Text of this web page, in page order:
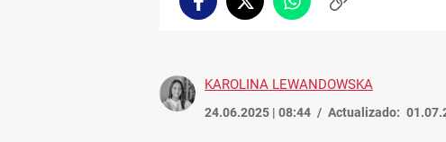
FacebookTwitterWhatsappCopiar
KAROLINA LEWANDOWSKA
24.06.2025 | 08:44 Actualizado: